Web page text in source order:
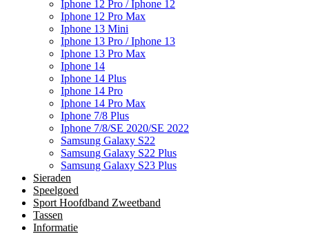
Iphone 12 Pro / Iphone 12
Iphone 12 Pro Max
Iphone 13 Mini
Iphone 13 Pro / Iphone 13
Iphone 13 Pro Max
Iphone 14
Iphone 14 Plus
Iphone 14 Pro
Iphone 14 Pro Max
Iphone 7/8 Plus
Iphone 7/8/SE 2020/SE 2022
Samsung Galaxy S22
Samsung Galaxy S22 Plus
Samsung Galaxy S23 Plus
Sieraden
Speelgoed
Sport Hoofdband Zweetband
Tassen
Informatie